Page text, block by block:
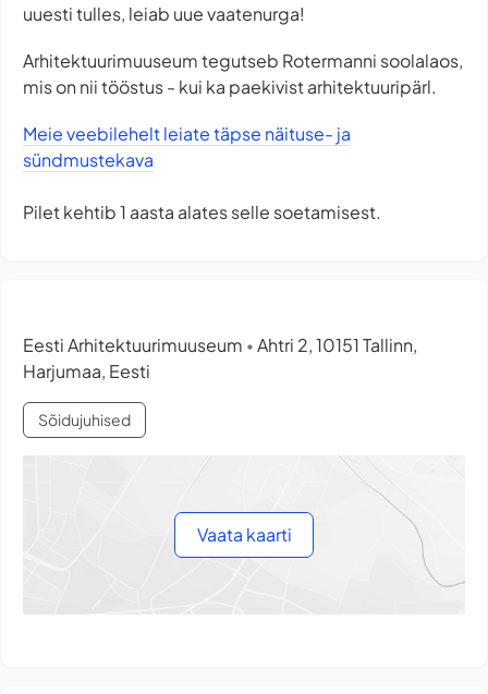
uuesti tulles, leiab uue vaatenurga!
Arhitektuurimuuseum tegutseb Rotermanni soolalaos,
mis on nii tööstus - kui ka paekivist arhitektuuripärl.
Meie veebilehelt leiate täpse näituse- ja
sündmustekava
Pilet kehtib 1 aasta alates selle soetamisest.
Eesti Arhitektuurimuuseum • Ahtri 2, 10151 Tallinn,
Harjumaa, Eesti
Sõidujuhised
Vaata kaarti